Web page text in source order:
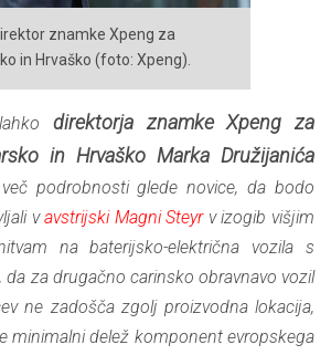
znamke Xpeng za
in Hrvaško (foto: Xpeng).
direktorja znamke Xpeng za
in Hrvaško Marka Družijanića
podrobnosti glede novice, da bodo
vavstrijski Magni Steyrv izogib višjim
na baterijsko-električna vozila s
da za drugačno carinsko obravnavo vozil
ne zadošča zgolj proizvodna lokacija,
minimalni delež komponent evropskega